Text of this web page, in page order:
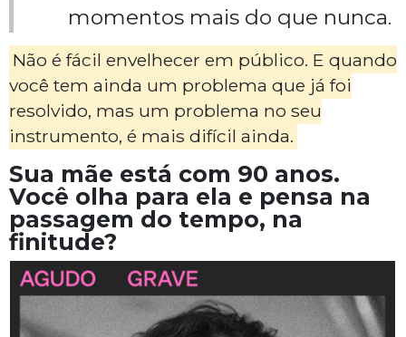
momentos mais do que nunca.
Não é fácil envelhecer em público. E quando
você tem ainda um problema que já foi
resolvido, mas um problema no seu
instrumento, é mais difícil ainda.
Sua mãe está com 90 anos.
Você olha para ela e pensa na
passagem do tempo, na
finitude?